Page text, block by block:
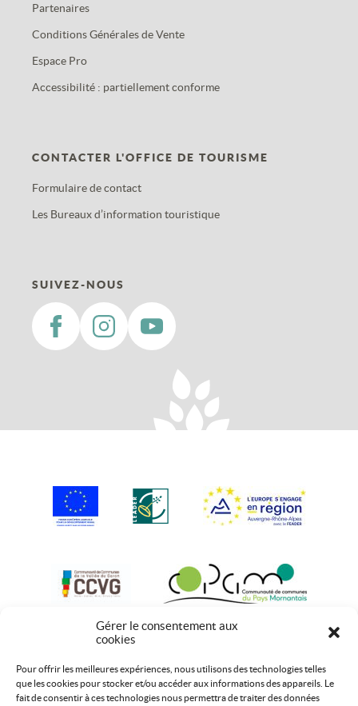
Gérer le consentement aux
cookies
Pour offrir les meilleures expériences, nous utilisons des technologies telles
que les cookies pour stocker et/ou accéder aux informations des appareils. Le
fait de consentir à ces technologies nous permettra de traiter des données
Partenaires
Conditions Générales de Vente
Espace Pro
Accessibilité : partiellement conforme
CONTACTER L'OFFICE DE TOURISME
Formulaire de contact
Les Bureaux d’information touristique
SUIVEZ-NOUS